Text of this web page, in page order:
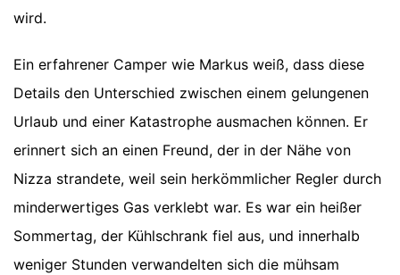
wird.
Ein erfahrener Camper wie Markus weiß, dass diese
Details den Unterschied zwischen einem gelungenen
Urlaub und einer Katastrophe ausmachen können. Er
erinnert sich an einen Freund, der in der Nähe von
Nizza strandete, weil sein herkömmlicher Regler durch
minderwertiges Gas verklebt war. Es war ein heißer
Sommertag, der Kühlschrank fiel aus, und innerhalb
weniger Stunden verwandelten sich die mühsam